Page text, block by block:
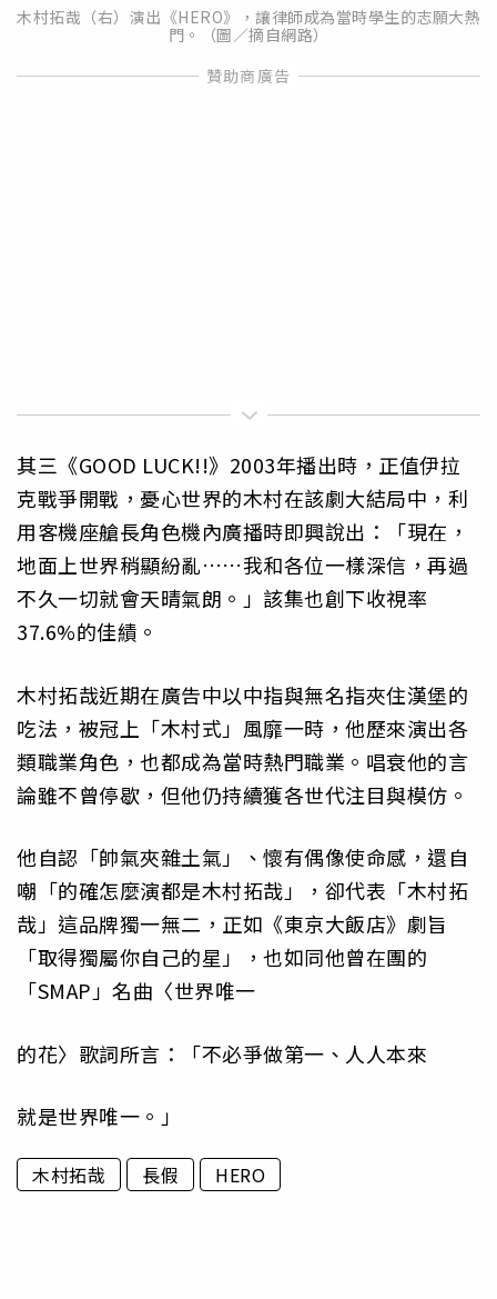
木村拓哉（右）演出《HERO》，讓律師成為當時學生的志願大熱
門。（圖／摘自網路）
其三《GOOD LUCK!!》2003年播出時，正值伊拉
克戰爭開戰，憂心世界的木村在該劇大結局中，利
用客機座艙長角色機內廣播時即興說出：「現在，
地面上世界稍顯紛亂……我和各位一樣深信，再過
不久一切就會天晴氣朗。」該集也創下收視率
37.6%的佳績。
木村拓哉近期在廣告中以中指與無名指夾住漢堡的
吃法，被冠上「木村式」風靡一時，他歷來演出各
類職業角色，也都成為當時熱門職業。唱衰他的言
論雖不曾停歇，但他仍持續獲各世代注目與模仿。
他自認「帥氣夾雜土氣」、懷有偶像使命感，還自
嘲「的確怎麼演都是木村拓哉」，卻代表「木村拓
哉」這品牌獨一無二，正如《東京大飯店》劇旨
「取得獨屬你自己的星」，也如同他曾在團的
「SMAP」名曲〈世界唯一
的花〉歌詞所言：「不必爭做第一、人人本來
就是世界唯一。」
木村拓哉 長假 HERO